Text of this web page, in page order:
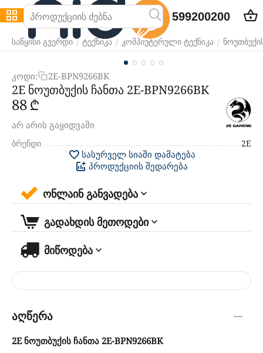
599200200
საწყისი გვერდი / ტექნიკა / კომპიუტერული ტექნიკა /
კოდი: 2E-BPN9266BK
2E ნოუთბუქის ჩანთა 2E-BPN9266BK
‍88‍₾
არ არის გაყიდვაში
ბრენდი 2E
სასურველ სიაში დამატება
პროდუქციის შედარება
ონლაინ განვადება
გადახდის მეთოდები
მიწოდება
აღწერა
2E ნოუთბუქის ჩანთა 2E-BPN9266BK